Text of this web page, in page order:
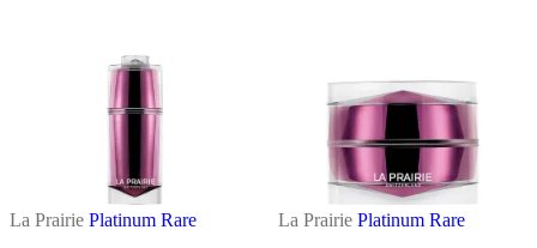
La Prairie Platinum Rare
La Prairie Platinum Rare